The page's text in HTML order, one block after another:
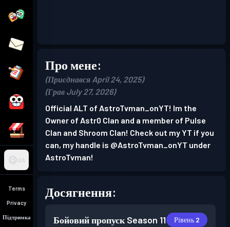
UA
Terms
Privacy
Підтримка
Про мене:
(Приєднався April 24, 2025)
(Грав July 27, 2026)
Official ALT of AstroTvman_onYT! Im the
Owner of Astr0 Clan and a member of Pulse
Clan and Shroom Clan! Check out my YT if you
can, my handle is @AstroTvman_onYT under
AstroTvman!
Досягнення:
Бойовий пропуск Season 11 Рівень 2